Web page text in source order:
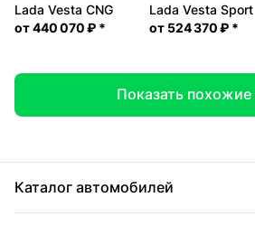
Lada Vesta CNG
от440 070 ₽ *
Lada Vesta Sport
от 524 370 ₽ *
Показать похожие
Каталог автомобилей